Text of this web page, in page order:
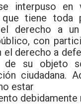
interpuso
que tiene toda
derecho a un
con
el derecho a
de su objeto
ciudadana.
estar
debidamente